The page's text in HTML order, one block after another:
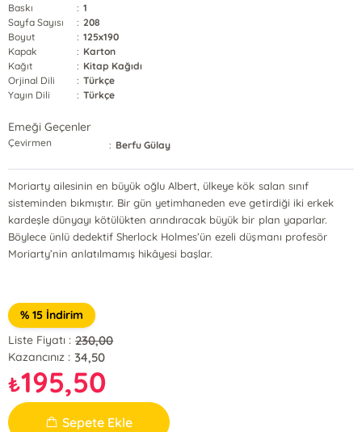
Baskı
: 1
Sayfa Sayısı
: 208
Boyut
: 125x190
Kapak
: Karton
Kağıt
: Kitap Kağıdı
Orjinal Dili
: Türkçe
Yayın Dili
: Türkçe
Emeği Geçenler
Çevirmen : Berfu Gülay
Moriarty ailesinin en büyük oğlu Albert, ülkeye kök salan sınıf
sisteminden bıkmıştır. Bir gün yetimhaneden eve getirdiği iki erkek
kardeşle dünyayı kötülükten arındıracak büyük bir plan yaparlar.
Böylece ünlü dedektif Sherlock Holmes’ün ezeli düşmanı profesör
Moriarty’nin anlatılmamış hikâyesi başlar.
% 15 İndirim
Liste Fiyatı : 230,00
Kazancınız : 34,50
₺195,50
Sepete Ekle